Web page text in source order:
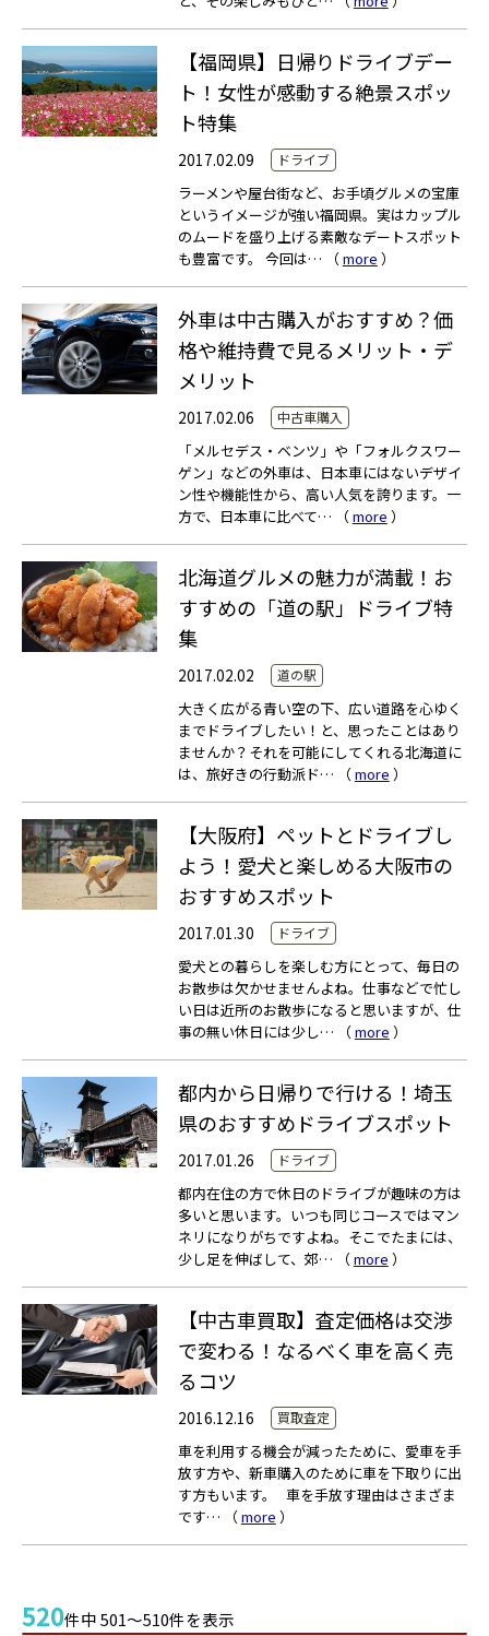
【福岡県】日帰りドライブデー
ト！女性が感動する絶景スポッ
ト特集
2017.02.09 ドライブ
ラーメンや屋台街など、お手頃グルメの宝庫
というイメージが強い福岡県。実はカップル
のムードを盛り上げる素敵なデートスポット
も豊富です。 今回は… （more ）
外車は中古購入がおすすめ？価
格や維持費で見るメリット・デ
メリット
2017.02.06 中古車購入
「メルセデス・ベンツ」や「フォルクスワー
ゲン」などの外車は、日本車にはないデザイ
ン性や機能性から、高い人気を誇ります。一
方で、日本車に比べて… （more ）
北海道グルメの魅力が満載！お
すすめの「道の駅」ドライブ特
集
2017.02.02 道の駅
大きく広がる青い空の下、広い道路を心ゆく
までドライブしたい！と、思ったことはあり
ませんか？それを可能にしてくれる北海道に
は、旅好きの行動派ド… （more ）
【大阪府】ペットとドライブし
よう！愛犬と楽しめる大阪市の
おすすめスポット
2017.01.30 ドライブ
愛犬との暮らしを楽しむ方にとって、毎日の
お散歩は欠かせませんよね。仕事などで忙し
い日は近所のお散歩になると思いますが、仕
事の無い休日には少し… （more ）
都内から日帰りで行ける！埼玉
県のおすすめドライブスポット
2017.01.26 ドライブ
都内在住の方で休日のドライブが趣味の方は
多いと思います。いつも同じコースではマン
ネリになりがちですよね。そこでたまには、
少し足を伸ばして、郊… （more ）
【中古車買取】査定価格は交渉
で変わる！なるべく車を高く売
るコツ
2016.12.16 買取査定
車を利用する機会が減ったために、愛車を手
放す方や、新車購入のために車を下取りに出
す方もいます。 車を手放す理由はさまざま
です… （more ）
520件中 501～510件を表示